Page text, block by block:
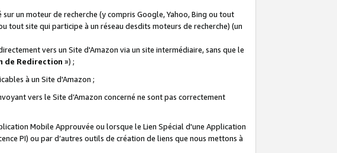
un moteur de recherche (y compris Google, Yahoo, Bing ou tout
tout site qui participe à un réseau desdits moteurs de recherche) (un
vers un Site d'Amazon via un site intermédiaire, sans que le
de Redirection ») ;
à un Site d'Amazon ;
vers le Site d’Amazon concerné ne sont pas correctement
Mobile Approuvée ou lorsque le Lien Spécial d'une Application
PI) ou par d’autres outils de création de liens que nous mettons à